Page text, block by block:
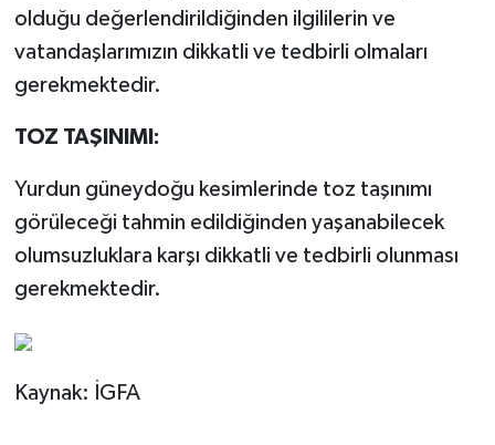
olduğu değerlendirildiğinden ilgililerin ve
vatandaşlarımızın dikkatli ve tedbirli olmaları
gerekmektedir.
TOZ TAŞINIMI:
Yurdun güneydoğu kesimlerinde toz taşınımı
görüleceği tahmin edildiğinden yaşanabilecek
olumsuzluklara karşı dikkatli ve tedbirli olunması
gerekmektedir.
Kaynak: İGFA